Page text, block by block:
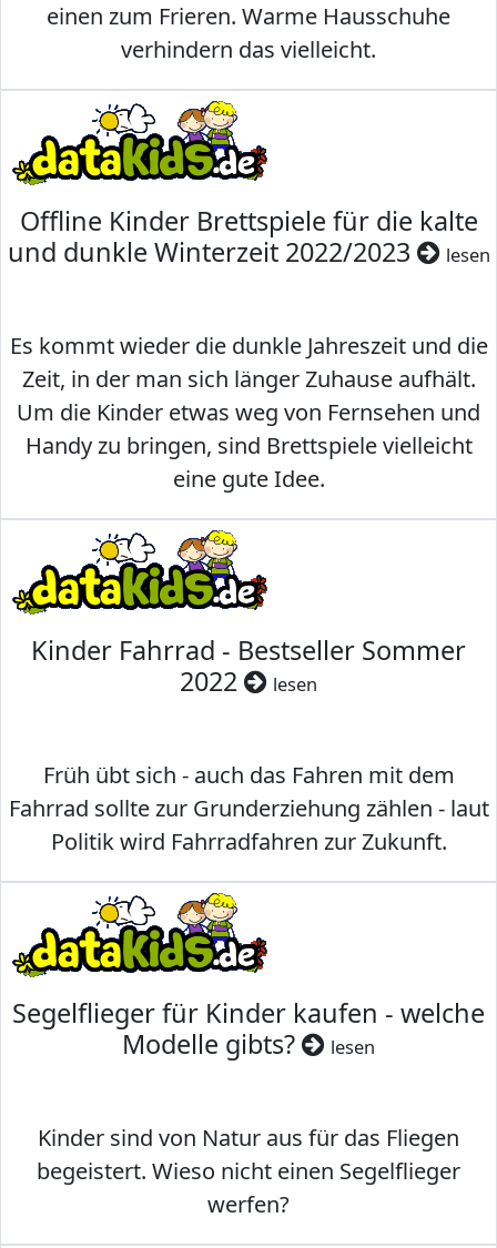
einen zum Frieren. Warme Hausschuhe
verhindern das vielleicht.
Offline Kinder Brettspiele für die kalte
und dunkle Winterzeit 2022/2023
lesen
Es kommt wieder die dunkle Jahreszeit und die
Zeit, in der man sich länger Zuhause aufhält.
Um die Kinder etwas weg von Fernsehen und
Handy zu bringen, sind Brettspiele vielleicht
eine gute Idee.
Kinder Fahrrad - Bestseller Sommer
2022
lesen
Früh übt sich - auch das Fahren mit dem
Fahrrad sollte zur Grunderziehung zählen - laut
Politik wird Fahrradfahren zur Zukunft.
Segelflieger für Kinder kaufen - welche
Modelle gibts?
lesen
Kinder sind von Natur aus für das Fliegen
begeistert. Wieso nicht einen Segelflieger
werfen?